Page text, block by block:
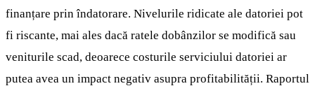
finanțare prin îndatorare. Nivelurile ridicate ale datoriei pot
fi riscante, mai ales dacă ratele dobânzilor se modifică sau
veniturile scad, deoarece costurile serviciului datoriei ar
putea avea un impact negativ asupra profitabilității. Raportul